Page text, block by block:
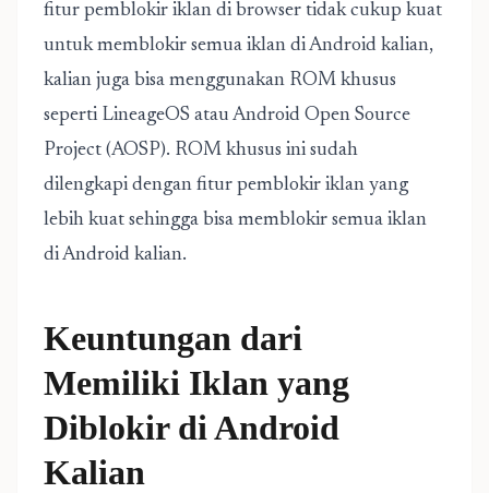
fitur pemblokir iklan di browser tidak cukup kuat
untuk memblokir semua iklan di Android kalian,
kalian juga bisa menggunakan ROM khusus
seperti LineageOS atau Android Open Source
Project (AOSP). ROM khusus ini sudah
dilengkapi dengan fitur pemblokir iklan yang
lebih kuat sehingga bisa memblokir semua iklan
di Android kalian.
Keuntungan dari
Memiliki Iklan yang
Diblokir di Android
Kalian